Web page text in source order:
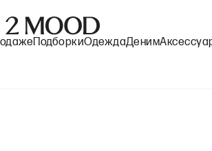
ПодборкиОдеждаДеним